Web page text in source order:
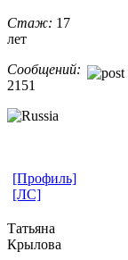
Стаж: 17
лет
Сообщений:
2151
[Профиль]
[ЛС]
Татьяна
Крылова